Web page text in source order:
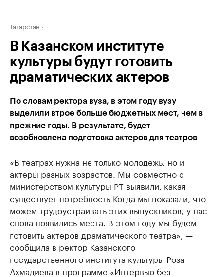
Татарстан
В Казанском институте
культуры будут готовить
драматических актеров
По словам ректора вуза, в этом году вузу
выделили втрое больше бюджетных мест, чем в
прежние годы. В результате, будет
возобновлена подготовка актеров для театров
«В театрах нужна не только молодежь, но и
актеры разных возрастов. Мы совместно с
министерством культуры РТ выявили, какая
существует потребность Когда мы показали, что
можем трудоустраивать этих выпускников, у нас
снова появились места. В этом году мы будем
готовить актеров драматического театра», —
сообщила в ректор Казанского
государственного института культуры Роза
Ахмадиева в программе «Интервью без